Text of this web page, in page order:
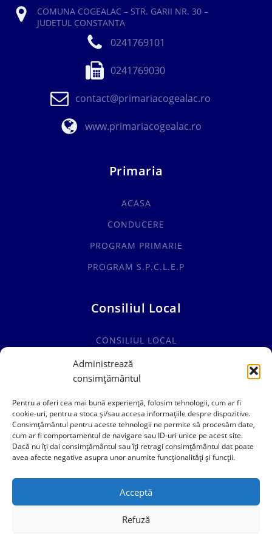
Administrează
consimțământul
Pentru a oferi cea mai bună experiență, folosim tehnologii, cum ar fi
cookie-uri, pentru a stoca și/sau accesa informațiile despre dispozitive.
Consimțământul pentru aceste tehnologii ne permite să procesăm date,
cum ar fi comportamentul de navigare sau ID-uri unice pe acest site.
Dacă nu îți dai consimțământul sau îți retragi consimțământul dat poate
avea afecte negative asupra unor anumite funcționalități și funcții.
Acceptă
Refuză
COMUNA COGEALAC – STR. GARII NR. 30 –
JUDETUL CONSTANTA
0241769101
0241769030
contact@primariacogealac.ro
www.primariacogealac.ro
Primaria
ACASA
CONDUCERE
PROGRAM PRIMARIE
PROGRAM S.P.C.L.E.P
Consiliul Local
CONSILIUL LOCAL
COMISII SPECIALITATE
HOTĂRÂRI CONSILIUL LOCAL
0241769101